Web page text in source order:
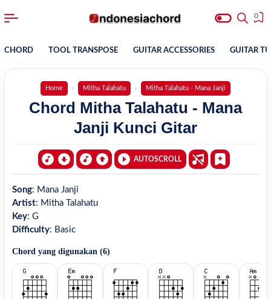
0
CHORD TOOL TRANSPOSE GUITAR ACCESSORIES GUITAR
Home Mitha Talahatu Mitha Talahatu - Mana Janji
Chord Mitha Talahatu - Mana
Janji Kunci Gitar
AUTOSCROLL
Song: Mana Janji
Artist: Mitha Talahatu
Key: G
Difficulty: Basic
Chord yang digunakan (6)